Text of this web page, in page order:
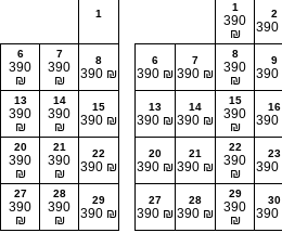
1
1
390
₪
2
6
390
₪
7
390
₪
8
390 ₪
6
390 ₪
7
390 ₪
8
390
₪
9
13
390
₪
14
390
₪
15
390 ₪
13
390 ₪
14
390 ₪
15
390
₪
16
20
390
₪
21
390
₪
22
390 ₪
20
390 ₪
21
390 ₪
22
390
₪
23
27
390
₪
28
390
₪
29
390 ₪
27
390 ₪
28
390 ₪
29
390
₪
30